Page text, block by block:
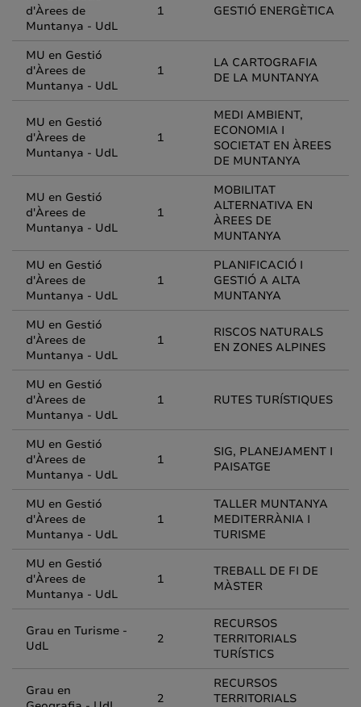
d'Àrees de
Muntanya - UdL
1 GESTIÓ ENERGÈTICA
MU en Gestió
d'Àrees de
Muntanya - UdL
1
LA CARTOGRAFIA
DE LA MUNTANYA
MU en Gestió
d'Àrees de
Muntanya - UdL
1
MEDI AMBIENT,
ECONOMIA I
SOCIETAT EN ÀREES
DE MUNTANYA
MU en Gestió
d'Àrees de
Muntanya - UdL
1
MOBILITAT
ALTERNATIVA EN
ÀREES DE
MUNTANYA
MU en Gestió
d'Àrees de
Muntanya - UdL
1
PLANIFICACIÓ I
GESTIÓ A ALTA
MUNTANYA
MU en Gestió
d'Àrees de
Muntanya - UdL
1
RISCOS NATURALS
EN ZONES ALPINES
MU en Gestió
d'Àrees de
Muntanya - UdL
1 RUTES TURÍSTIQUES
MU en Gestió
d'Àrees de
Muntanya - UdL
1
SIG, PLANEJAMENT I
PAISATGE
MU en Gestió
d'Àrees de
Muntanya - UdL
1
TALLER MUNTANYA
MEDITERRÀNIA I
TURISME
MU en Gestió
d'Àrees de
Muntanya - UdL
1
TREBALL DE FI DE
MÀSTER
Grau en Turisme -
UdL
2
RECURSOS
TERRITORIALS
TURÍSTICS
Grau en
2
RECURSOS
TERRITORIALS